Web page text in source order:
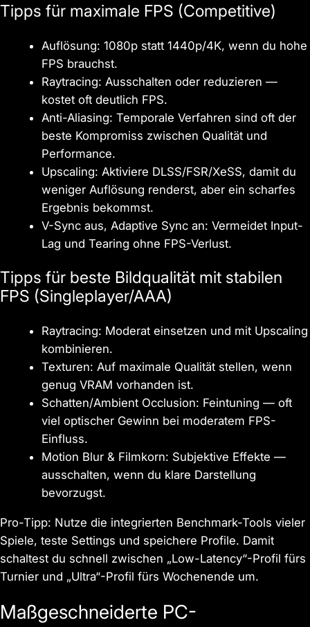
Tipps für maximale FPS (Competitive)
Auflösung: 1080p statt 1440p/4K, wenn du hohe
FPS brauchst.
Raytracing: Ausschalten oder reduzieren —
kostet oft deutlich FPS.
Anti-Aliasing: Temporale Verfahren sind oft der
beste Kompromiss zwischen Qualität und
Performance.
Upscaling: Aktiviere DLSS/FSR/XeSS, damit du
weniger Auflösung renderst, aber ein scharfes
Ergebnis bekommst.
V-Sync aus, Adaptive Sync an: Vermeidet Input-
Lag und Tearing ohne FPS-Verlust.
Tipps für beste Bildqualität mit stabilen
FPS (Singleplayer/AAA)
Raytracing: Moderat einsetzen und mit Upscaling
kombinieren.
Texturen: Auf maximale Qualität stellen, wenn
genug VRAM vorhanden ist.
Schatten/Ambient Occlusion: Feintuning — oft
viel optischer Gewinn bei moderatem FPS-
Einfluss.
Motion Blur & Filmkorn: Subjektive Effekte —
ausschalten, wenn du klare Darstellung
bevorzugst.
Pro-Tipp: Nutze die integrierten Benchmark-Tools vieler
Spiele, teste Settings und speichere Profile. Damit
schaltest du schnell zwischen „Low-Latency“-Profil fürs
Turnier und „Ultra“-Profil fürs Wochenende um.
Maßgeschneiderte PC-